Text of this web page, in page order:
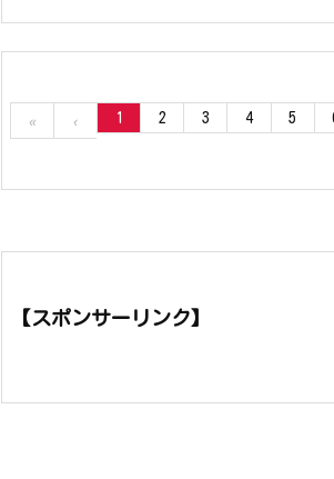
« ‹ 1 2 3 4 5
【スポンサーリンク】